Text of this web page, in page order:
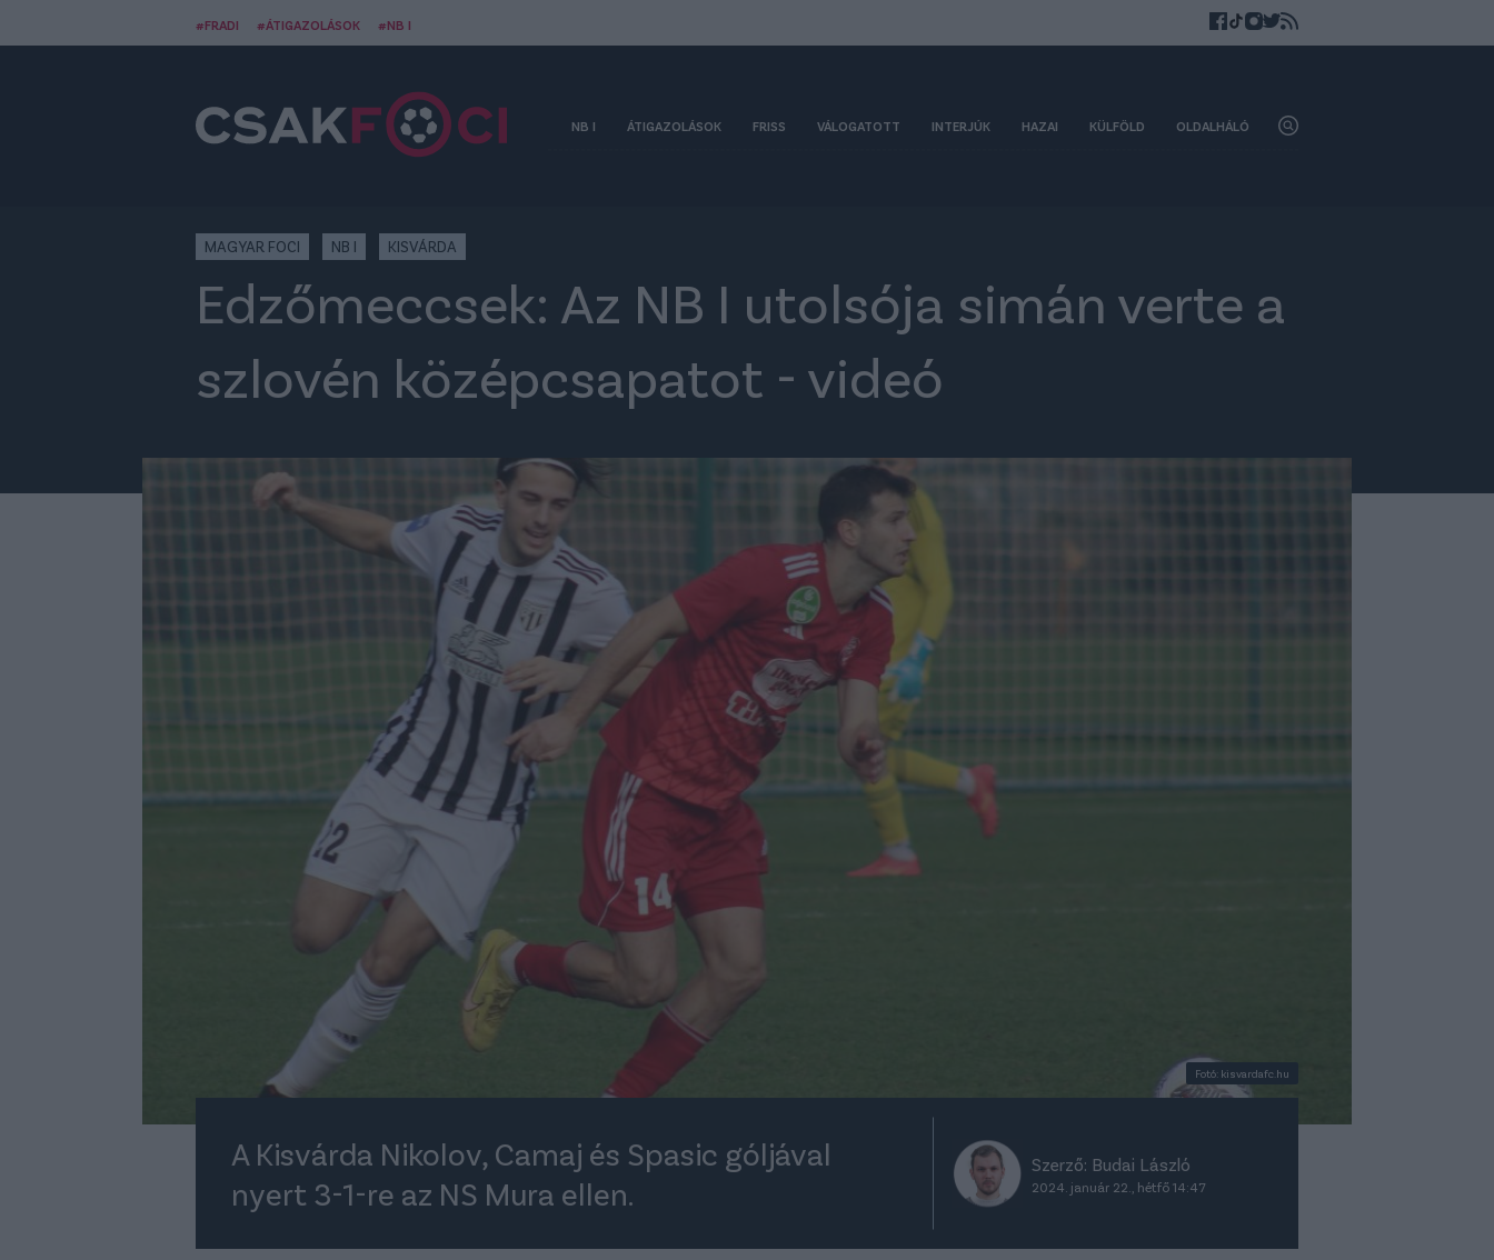
#FRADI #ÁTIGAZOLÁSOK #NB I
NB I ÁTIGAZOLÁSOK FRISS VÁLOGATOTT INTERJÚK HAZAI KÜLFÖLD OLDALHÁLÓ
MAGYAR FOCI NB I KISVÁRDA
Edzőmeccsek: Az NB I utolsója simán verte a
szlovén középcsapatot - videó
Fotó: kisvardafc.hu
A Kisvárda Nikolov, Camaj és Spasic góljával
nyert 3-1-re az NS Mura ellen.
Szerző: Budai László
2024. január 22., hétfő 14:47